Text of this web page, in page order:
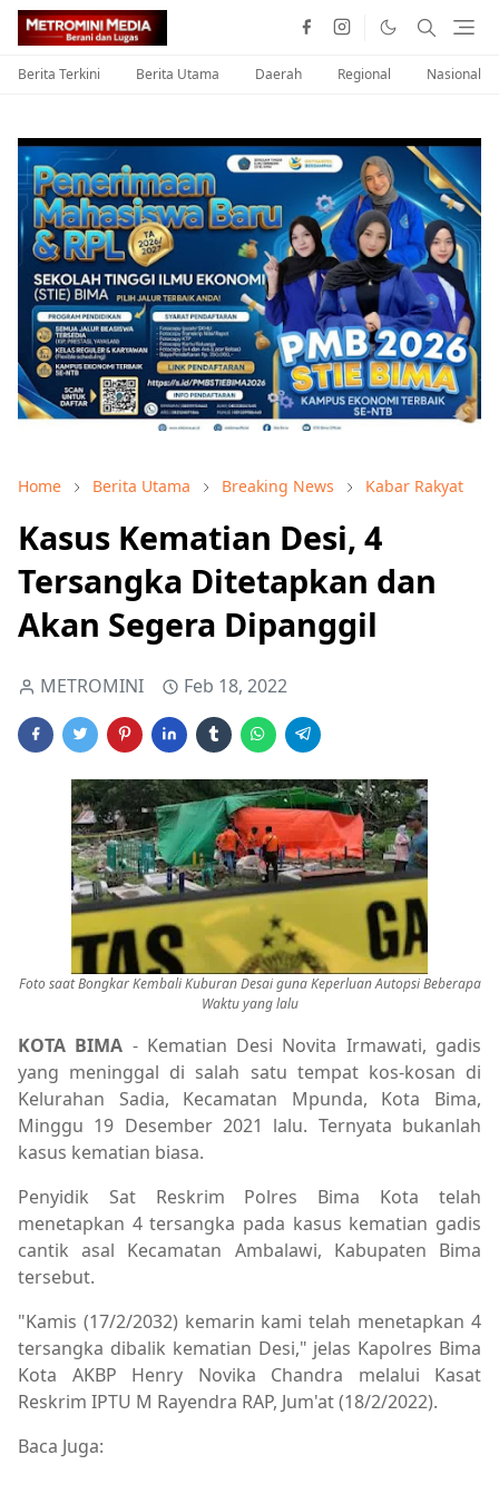
Berita Terkini Berita Utama Daerah Regional Nasional
Home Berita Utama Breaking News Kabar Rakyat
Kasus Kematian Desi, 4
Tersangka Ditetapkan dan
Akan Segera Dipanggil
METROMINI Feb 18, 2022
Foto saat Bongkar Kembali Kuburan Desai guna Keperluan Autopsi Beberapa
Waktu yang lalu
KOTA BIMA - Kematian Desi Novita Irmawati, gadis
yang meninggal di salah satu tempat kos-kosan di
Kelurahan Sadia, Kecamatan Mpunda, Kota Bima,
Minggu 19 Desember 2021 lalu. Ternyata bukanlah
kasus kematian biasa.
Penyidik Sat Reskrim Polres Bima Kota telah
menetapkan 4 tersangka pada kasus kematian gadis
cantik asal Kecamatan Ambalawi, Kabupaten Bima
tersebut.
"Kamis (17/2/2032) kemarin kami telah menetapkan 4
tersangka dibalik kematian Desi," jelas Kapolres Bima
Kota AKBP Henry Novika Chandra melalui Kasat
Reskrim IPTU M Rayendra RAP, Jum'at (18/2/2022).
Baca Juga: